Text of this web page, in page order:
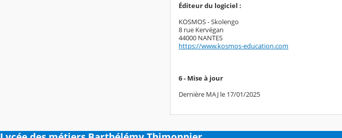
Éditeur du logiciel :
KOSMOS - Skolengo
8 rue Kervégan
44000 NANTES
https://www.kosmos-education.com
6 - Mise à jour
Dernière MAJ le 17/01/2025